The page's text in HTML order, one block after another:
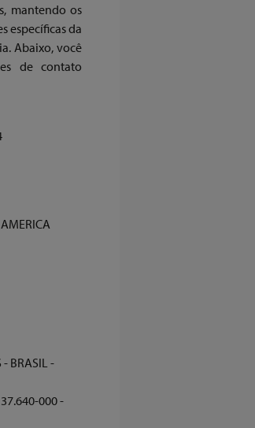
mantendo os
específicas da
Abaixo, você
de contato
BRASIL -
000 -